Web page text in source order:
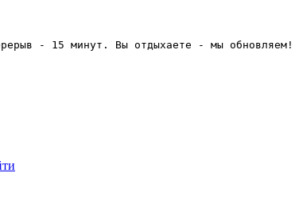
- 15 минут. Вы отдыхаете - мы обновляем!